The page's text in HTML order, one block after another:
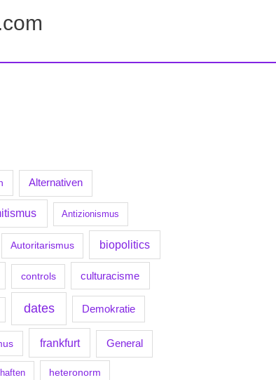
Alternativen
Antizionismus
Autoritarismus biopolitics
controls culturacisme
dates Demokratie
frankfurt General
heteronorm